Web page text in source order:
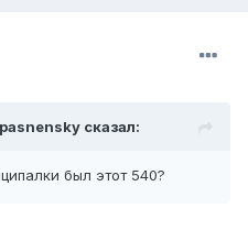
сказал:
был этот 540?